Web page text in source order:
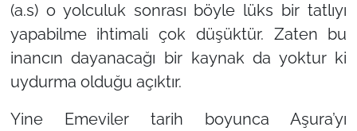
(a.s) o yolculuk sonrası böyle lüks bir tatlıyı
yapabilme ihtimali çok düşüktür. Zaten bu
inancın dayanacağı bir kaynak da yoktur ki
uydurma olduğu açıktır.
Yine Emeviler tarih boyunca Aşura’yı